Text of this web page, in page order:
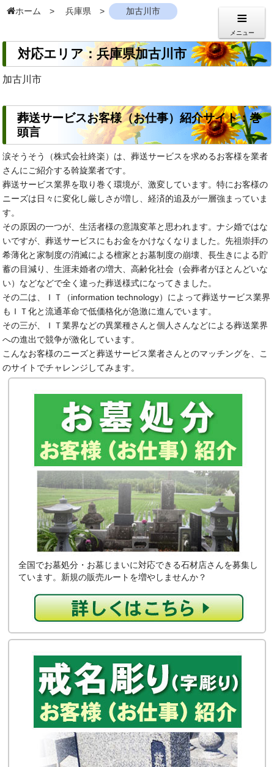
メニュー
ホーム 兵庫県 加古川市
対応エリア：兵庫県加古川市
加古川市
葬送サービスお客様（お仕事）紹介サイト：巻
頭言
涙そうそう（株式会社終楽）は、葬送サービスを求めるお客様を業者
さんにご紹介する斡旋業者です。
葬送サービス業界を取り巻く環境が、激変しています。特にお客様の
ニーズは日々に変化し厳しさが増し、経済的追及が一層強まっていま
す。
その原因の一つが、生活者様の意識変革と思われます。ナシ婚ではな
いですが、葬送サービスにもお金をかけなくなりました。先祖崇拝の
希薄化と家制度の消滅による檀家とお墓制度の崩壊、長生きによる貯
蓄の目減り、生涯未婚者の増大、高齢化社会（会葬者がほとんどいな
い）などなどで全く違った葬送様式になってきました。
その二は、ＩＴ（information technology）によって葬送サービス業界
もＩＴ化と流通革命で低価格化が急激に進んでいます。
その三が、ＩＴ業界などの異業種さんと個人さんなどによる葬送業界
への進出で競争が激化しています。
こんなお客様のニーズと葬送サービス業者さんとのマッチングを、こ
のサイトでチャレンジしてみます。
全国でお墓処分・お墓じまいに対応できる石材店さんを募集し
ています。新規の販売ルートを増やしませんか？